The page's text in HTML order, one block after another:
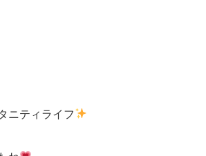
ニティライフ